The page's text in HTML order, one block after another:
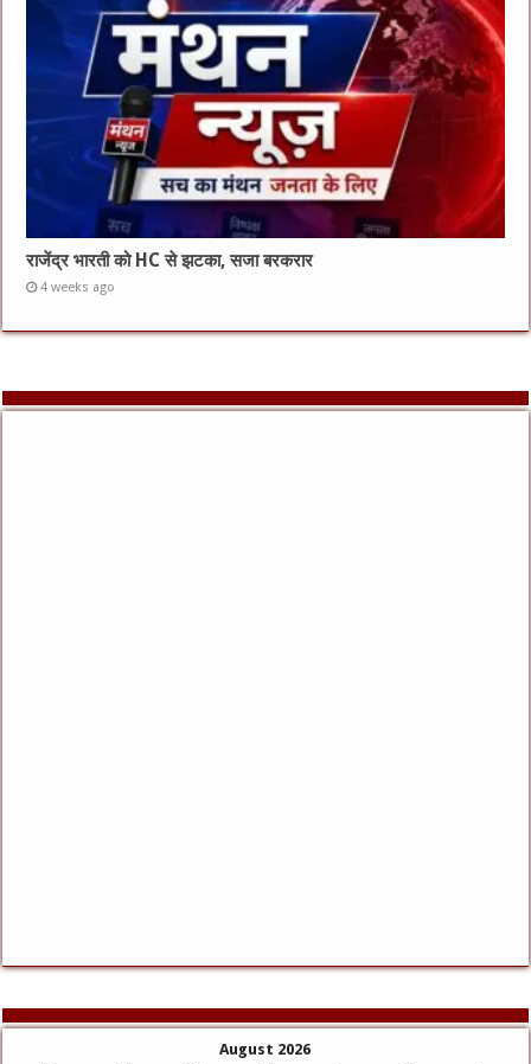
राजेंद्र भारती को HC से झटका, सजा बरकरार
4 weeks ago
August 2026